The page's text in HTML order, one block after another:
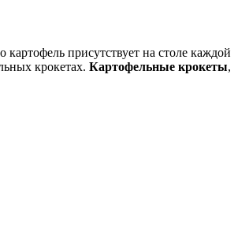
присутствует на столе каждой
крокетах. Картофельные крокеты,